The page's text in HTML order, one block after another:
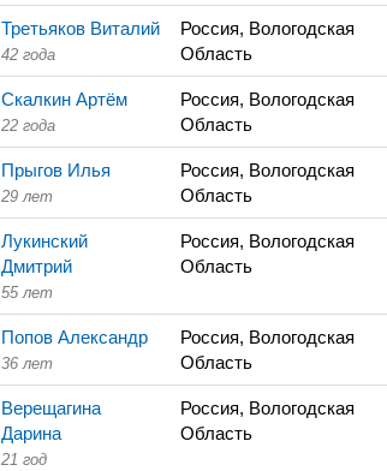
Третьяков Виталий
42 года
Россия, Вологодская
Область
Скалкин Артём
22 года
Россия, Вологодская
Область
Прыгов Илья
29 лет
Россия, Вологодская
Область
Лукинский
Дмитрий
55 лет
Россия, Вологодская
Область
Попов Александр
36 лет
Россия, Вологодская
Область
Верещагина
Дарина
21 год
Россия, Вологодская
Область